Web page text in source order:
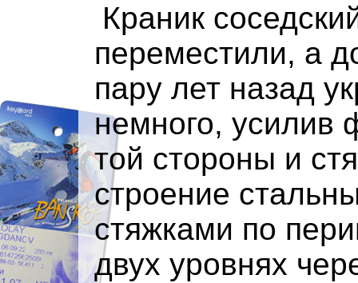
Краник
переместили, а
пару лет назад
немного, усилив
той стороны и
строение
стяжками по
двух уровнях